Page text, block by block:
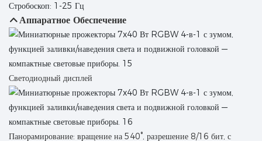
Стробоскоп: 1-25 Гц
Аппаратное Обеспечение
Светодиодный дисплей
Панорамирование: вращение на 540°, разрешение 8/16 бит, с